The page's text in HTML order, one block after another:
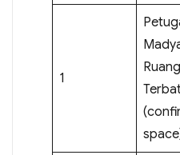
1
Ruang